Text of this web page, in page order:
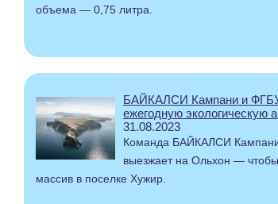
объема — 0,75 литра.
БАЙКАЛСИ Кампани и ФГБУ
ежегодную экологическую
31.08.2023
Команда БАЙКАЛСИ Кампани
выезжает на Ольхон — чтобы
массив в поселке Хужир.